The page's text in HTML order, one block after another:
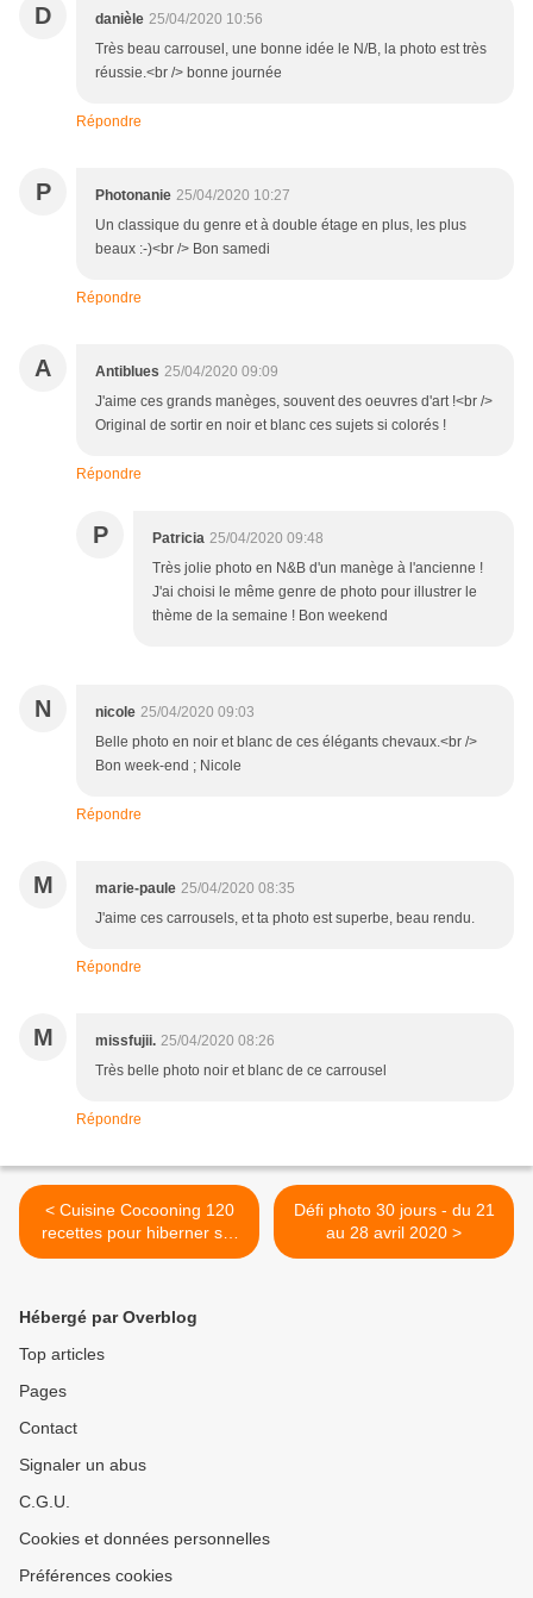
D danièle 25/04/2020 10:56
Très beau carrousel, une bonne idée le N/B, la photo est très
réussie.<br /> bonne journée
Répondre
P Photonanie 25/04/2020 10:27
Un classique du genre et à double étage en plus, les plus
beaux :-)<br /> Bon samedi
Répondre
A Antiblues 25/04/2020 09:09
J'aime ces grands manèges, souvent des oeuvres d'art !<br />
Original de sortir en noir et blanc ces sujets si colorés !
Répondre
P Patricia 25/04/2020 09:48
Très jolie photo en N&B d'un manège à l'ancienne !
J'ai choisi le même genre de photo pour illustrer le
thème de la semaine ! Bon weekend
N nicole 25/04/2020 09:03
Belle photo en noir et blanc de ces élégants chevaux.<br />
Bon week-end ; Nicole
Répondre
M marie-paule 25/04/2020 08:35
J'aime ces carrousels, et ta photo est superbe, beau rendu.
Répondre
M missfujii. 25/04/2020 08:26
Très belle photo noir et blanc de ce carrousel
Répondre
< Cuisine Cocooning 120
recettes pour hiberner sur
le canapé, Larousse
Défi photo 30 jours - du 21
au 28 avril 2020 >
Hébergé par Overblog
Top articles
Pages
Contact
Signaler un abus
C.G.U.
Cookies et données personnelles
Préférences cookies